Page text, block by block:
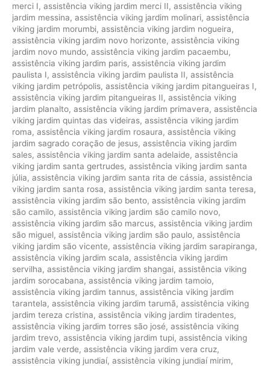
merci I, assistência viking jardim merci II, assistência viking
jardim messina, assistência viking jardim molinari, assistência
viking jardim morumbi, assistência viking jardim nogueira,
assistência viking jardim novo horizonte, assistência viking
jardim novo mundo, assistência viking jardim pacaembu,
assistência viking jardim paris, assistência viking jardim
paulista I, assistência viking jardim paulista II, assistência
viking jardim petrópolis, assistência viking jardim pitangueiras I,
assistência viking jardim pitangueiras II, assistência viking
jardim planalto, assistência viking jardim primavera, assistência
viking jardim quintas das videiras, assistência viking jardim
roma, assistência viking jardim rosaura, assistência viking
jardim sagrado coração de jesus, assistência viking jardim
sales, assistência viking jardim santa adelaide, assistência
viking jardim santa gertrudes, assistência viking jardim santa
júlia, assistência viking jardim santa rita de cássia, assistência
viking jardim santa rosa, assistência viking jardim santa teresa,
assistência viking jardim são bento, assistência viking jardim
são camilo, assistência viking jardim são camilo novo,
assistência viking jardim são marcus, assistência viking jardim
são miguel, assistência viking jardim são paulo, assistência
viking jardim são vicente, assistência viking jardim sarapiranga,
assistência viking jardim scala, assistência viking jardim
servilha, assistência viking jardim shangai, assistência viking
jardim sorocabana, assistência viking jardim tamoio,
assistência viking jardim tannus, assistência viking jardim
tarantela, assistência viking jardim tarumã, assistência viking
jardim tereza cristina, assistência viking jardim tiradentes,
assistência viking jardim torres são josé, assistência viking
jardim trevo, assistência viking jardim tupi, assistência viking
jardim vale verde, assistência viking jardim vera cruz,
assistência viking jundiaí, assistência viking jundiaí mirim,